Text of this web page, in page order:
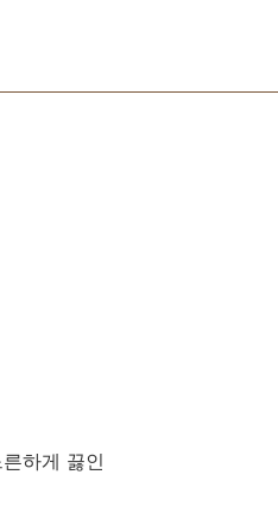
하게 끓인